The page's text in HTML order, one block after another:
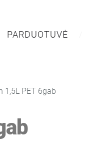
PARDUOTUVĖ
1,5L PET 6gab